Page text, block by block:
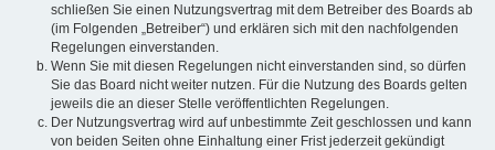
schließen Sie einen Nutzungsvertrag mit dem Betreiber des Boards ab
(im Folgenden „Betreiber“) und erklären sich mit den nachfolgenden
Regelungen einverstanden.
Wenn Sie mit diesen Regelungen nicht einverstanden sind, so dürfen
Sie das Board nicht weiter nutzen. Für die Nutzung des Boards gelten
jeweils die an dieser Stelle veröffentlichten Regelungen.
Der Nutzungsvertrag wird auf unbestimmte Zeit geschlossen und kann
von beiden Seiten ohne Einhaltung einer Frist jederzeit gekündigt